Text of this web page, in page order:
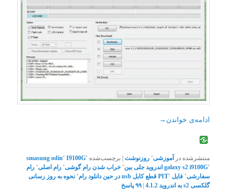
ادامه‌ی خواندن →
منتشرشده در آموزشی٬ روزنوشت |برچسب‌شده I9100G٬ odin٬
smasung
galaxy s2 i9100G٬ اندروید جلی بین٬ خراب شدن رام گوشی٬ رام اصلی٬ رام
سفارشی٬ فایل PIT ٬ قطع کابل usb در حین دانلود رام ٬ نحوه به روز رسانی
گلکسی s2 به اندروید 4.1.2
|۹۹پاسخ